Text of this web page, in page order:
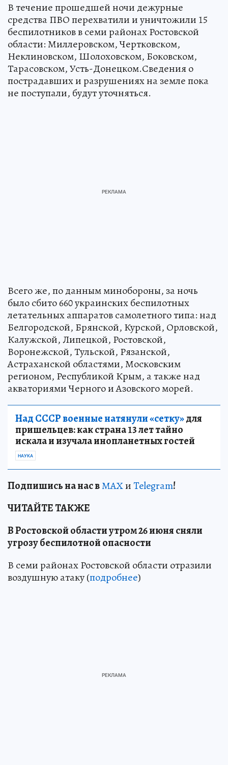
В течение прошедшей ночи дежурные
средства ПВО перехватили и уничтожили 15
беспилотников в семи районах Ростовской
области: Миллеровском, Чертковском,
Неклиновском, Шолоховском, Боковском,
Тарасовском, Усть-Донецком.Сведения о
пострадавших и разрушениях на земле пока
не поступали, будут уточняться.
Всего же, по данным минобороны, за ночь
было сбито 660 украинских беспилотных
летательных аппаратов самолетного типа: над
Белгородской, Брянской, Курской, Орловской,
Калужской, Липецкой, Ростовской,
Воронежской, Тульской, Рязанской,
Астраханской областями, Московским
регионом, Республикой Крым, а также над
акваториями Черного и Азовского морей.
Над СССР военные натянули «сетку»для
пришельцев: как страна 13 лет тайно
искала и изучала инопланетных гостей
НАУКА
Подпишись на нас вМАХиTelegram!
ЧИТАЙТЕ ТАКЖЕ
В Ростовской области утром 26 июня сняли
угрозу беспилотной опасности
В семи районах Ростовской области отразили
воздушную атаку (подробнее)